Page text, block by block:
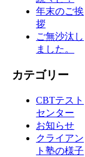
年末のご挨
拶
ご無沙汰し
ました。
カテゴリー
CBTテスト
センター
お知らせ
クライアン
ト塾の様子